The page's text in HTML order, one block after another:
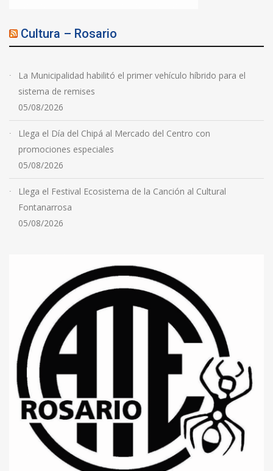
Cultura – Rosario
La Municipalidad habilitó el primer vehículo híbrido para el
sistema de remises
05/08/2026
Llega el Día del Chipá al Mercado del Centro con
promociones especiales
05/08/2026
Llega el Festival Ecosistema de la Canción al Cultural
Fontanarrosa
05/08/2026